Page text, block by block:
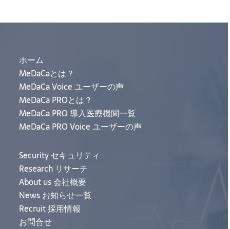
ホーム
MeDaCaとは？
MeDaCa Voice ユーザーの声
MeDaCa PROとは？
MeDaCa PRO 導入医療機関一覧
MeDaCa PRO Voice ユーザーの声
Security セキュリティ
Research リサーチ
About us 会社概要
News お知らせ一覧
Recruit 採用情報
お問合せ